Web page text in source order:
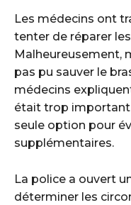
Les médecins ont
tenter de réparer
Malheureusement,
pas pu sauver le
médecins
était trop important
seule option pour
supplémentaires.
La police a ouvert
déterminer les